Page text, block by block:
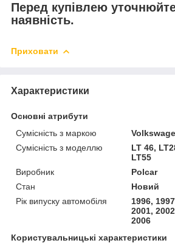
Перед купівлею
наявність.
Приховати
Характеристики
Основні атрибути
Сумісність з маркою
Сумісність з моделлю
LT 46,
LT55
Виробник
Polcar
Стан
Новий
Рік випуску автомобіля
1996,
2001,
2006
Користувальницькі характеристики